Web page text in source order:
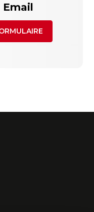
Email